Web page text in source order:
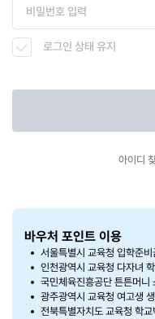
로그인 상태 유지
아이디
바우처 포인트 이용
서울특별시 교육청 입학준비
인천광역시 교육청 다자녀
국민체육진흥공단 튼튼머니
광주광역시 교육청 여고생
전북특별자치도 교육청 학